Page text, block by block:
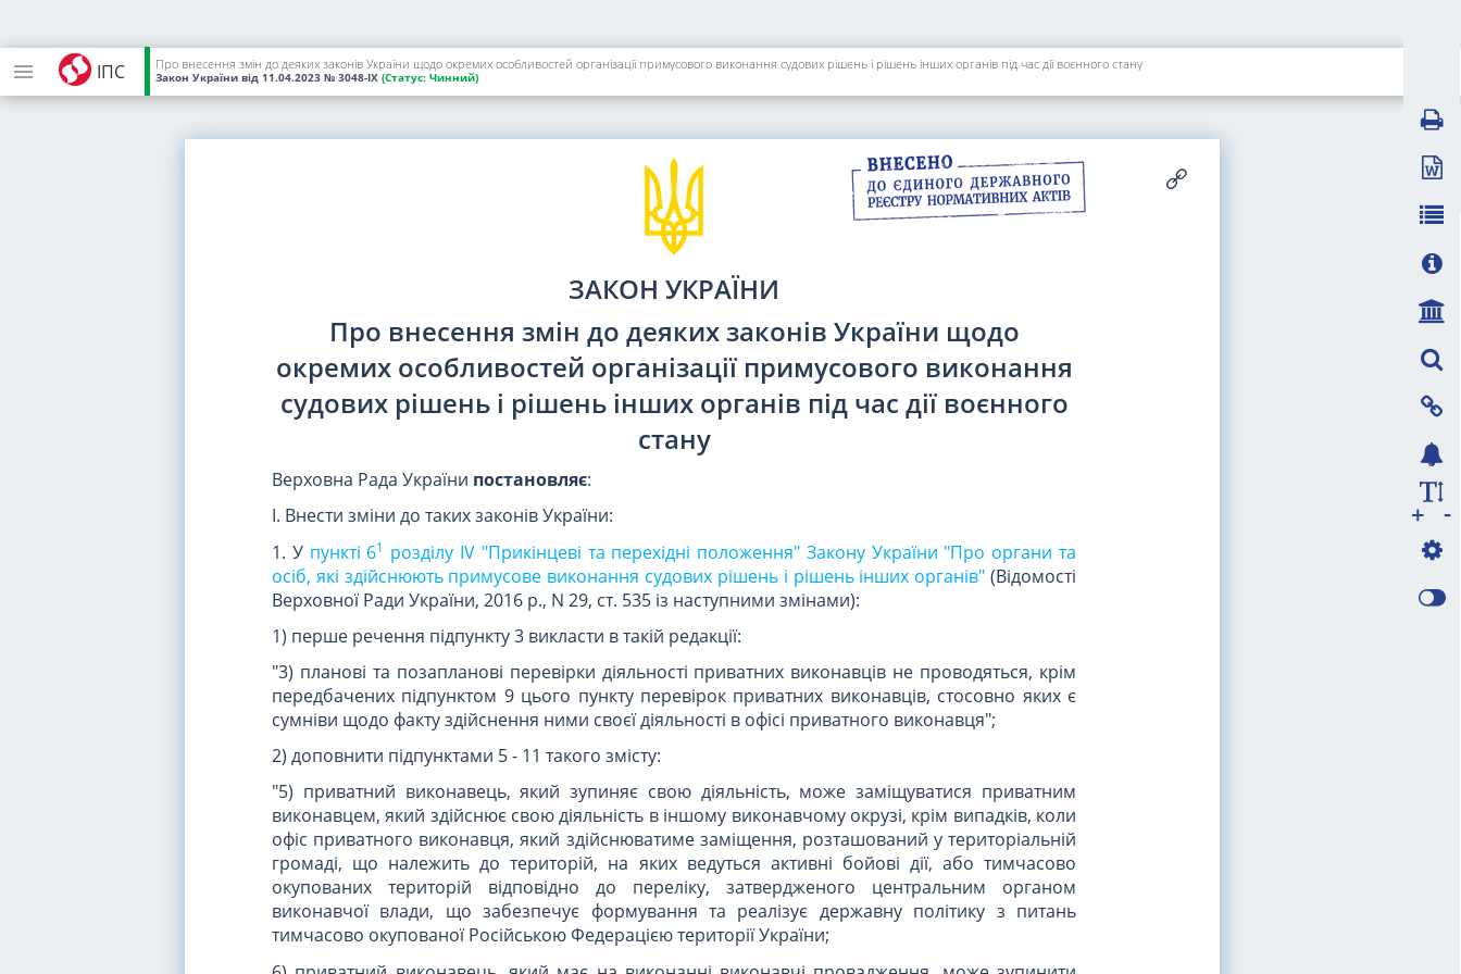
ІПС Про внесення змін до деяких законів України щодо окремих особливостей організації примусового виконання судових рішень і рішень інших органів під час дії воєнного стану
Закон України від 11.04.2023 № 3048-IX (Статус: Чинний)
ЗАКОН УКРАЇНИ
Про внесення змін до деяких законів України щодо
окремих особливостей організації примусового виконання
судових рішень і рішень інших органів під час дії воєнного
стану
Верховна Рада України постановляє:
I. Внести зміни до таких законів України:
1. У пункті 61 розділу IV "Прикінцеві та перехідні положення" Закону України "Про органи та
осіб, які здійснюють примусове виконання судових рішень і рішень інших органів" (Відомості
Верховної Ради України, 2016 р., N 29, ст. 535 із наступними змінами):
1) перше речення підпункту 3 викласти в такій редакції:
"3) планові та позапланові перевірки діяльності приватних виконавців не проводяться, крім
передбачених підпунктом 9 цього пункту перевірок приватних виконавців, стосовно яких є
сумніви щодо факту здійснення ними своєї діяльності в офісі приватного виконавця";
2) доповнити підпунктами 5 - 11 такого змісту:
"5) приватний виконавець, який зупиняє свою діяльність, може заміщуватися приватним
виконавцем, який здійснює свою діяльність в іншому виконавчому окрузі, крім випадків, коли
офіс приватного виконавця, який здійснюватиме заміщення, розташований у територіальній
громаді, що належить до територій, на яких ведуться активні бойові дії, або тимчасово
окупованих територій відповідно до переліку, затвердженого центральним органом
виконавчої влади, що забезпечує формування та реалізує державну політику з питань
тимчасово окупованої Російською Федерацією території України;
-
+